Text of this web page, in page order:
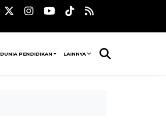
DUNIA PENDIDIKAN LAINNYA